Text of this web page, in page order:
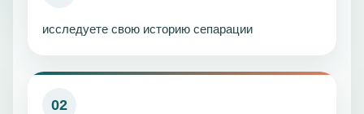
исследуете свою историю сепарации
02